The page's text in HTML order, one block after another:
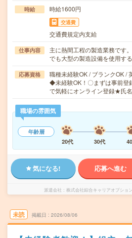
時給 時給1600円
交通費
交通費規定内支給
仕事内容
主に熱間工程の製造業務です
でも大型の製造設備を使用す
応募資格
職種未経験OK / ブランクOK /
◆未経験OK！〇まずは事前登
で気軽にオンライン登録★氏
職場の雰囲気
年齢層
20代
30代
気になる! 応募へ進む
派遣会社 株式会社綜合キャリアオプショ
未読 掲載日 2026/08/06